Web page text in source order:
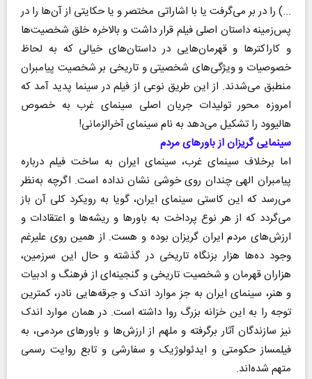
...) را در بر می‌گرفت یا با اشاراتی مختصر و یا حکایتی از آن‌ها را در
پس‌زمینه داستان اصلی فیلم قرار داشت و بالاخره خلق شخصیت‌ها
و کاراکتر‌ها و قهرمان‌هایی در داستان‌های خیالی که به لحاظ
خصوصیات و ویژگی‌های شخصیتی و تاریخی بر شخصیت پیامبران
منطبق می‌شدند. از این طریق نوعی از فیلم در سینما پدید آمد که
امروزه محور تولیدات جریان اصلی سینمای غرب به خصوص
هالیوود را تشکیل می‌دهد به نام سینمای آخرالزمانی!
سینمایی گریزان از باور‌های مردم
اما برخلاف سینمای غرب، سینمای ایران به ساخت فیلم درباره
پیامبران الهی چندان روی خوشی نشان نداده است. اگر‌چه به‌نظر
می‌رسد که این کاستی سینمای ایران، گویا به رویکرد کلی آن باز
می‌گردد که از هر نوع پرداخت به باور‌ها و ریشه‌ها و اعتقادات و
ارزش‌های مردم ایران گریزان بوده و هست. از همین روی علیرغم
وجود ده‌ها هزار بزنگاه تاریخی در گذشته و حال این سرزمین،
هزاران قهرمان و شخصیت تاریخی و گنجینه‌ای از فرهنگ و ادبیات
و هنر، سینمای ایران به جز موارد اندک و جرقه‌هایی نادر، کمترین
توجه را به این خزانه بزرگ روا داشته است. در همان موارد اندک
نیز سازندگان آثار برگرفته و ملهم از ارزش‌ها و باور‌های مردمی، به
فیلمساز حکومتی و ایدئولوژیک و سفارشی و تابع روایت رسمی
متهم شده‌اند.